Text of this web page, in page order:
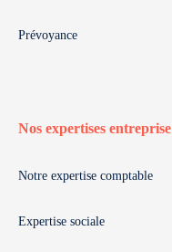
Prévoyance
Nos expertises entreprise
Notre expertise comptable
Expertise sociale